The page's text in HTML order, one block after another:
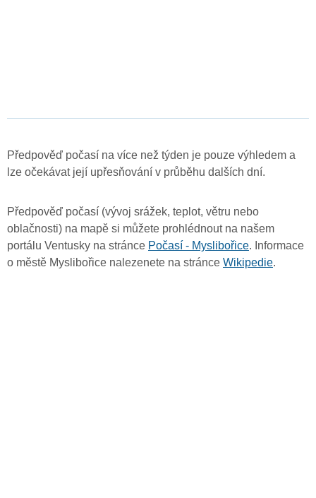
Předpověď počasí na více než týden je pouze výhledem a
lze očekávat její upřesňování v průběhu dalších dní.
Předpověď počasí (vývoj srážek, teplot, větru nebo
oblačnosti) na mapě si můžete prohlédnout na našem
portálu Ventusky na stránce Počasí - Myslibořice. Informace
o městě Myslibořice nalezenete na stránce Wikipedie.